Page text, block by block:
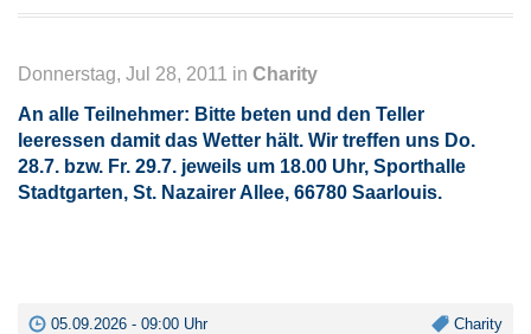
Donnerstag, Jul 28, 2011 in Charity
An alle Teilnehmer: Bitte beten und den Teller
leeressen damit das Wetter hält. Wir treffen uns Do.
28.7. bzw. Fr. 29.7. jeweils um 18.00 Uhr, Sporthalle
Stadtgarten, St. Nazairer Allee, 66780 Saarlouis.
05.09.2026 - 09:00 Uhr Charity